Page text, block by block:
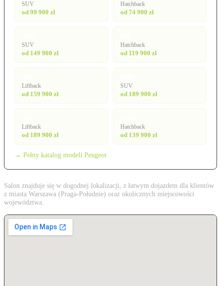
SUV
od 99 900 zł
Hatchback
od 74 900 zł
SUV
od 149 900 zł
Hatchback
od 119 900 zł
Liftback
od 159 900 zł
SUV
od 189 900 zł
Liftback
od 189 900 zł
Hatchback
od 139 900 zł
→ Pełny katalog modeli Peugeot
Salon znajduje się w dogodnej lokalizacji, z łatwym dojazdem dla klientów
z miasta Warszawa (Praga-Południe) oraz okolicznych miejscowości
województwa.